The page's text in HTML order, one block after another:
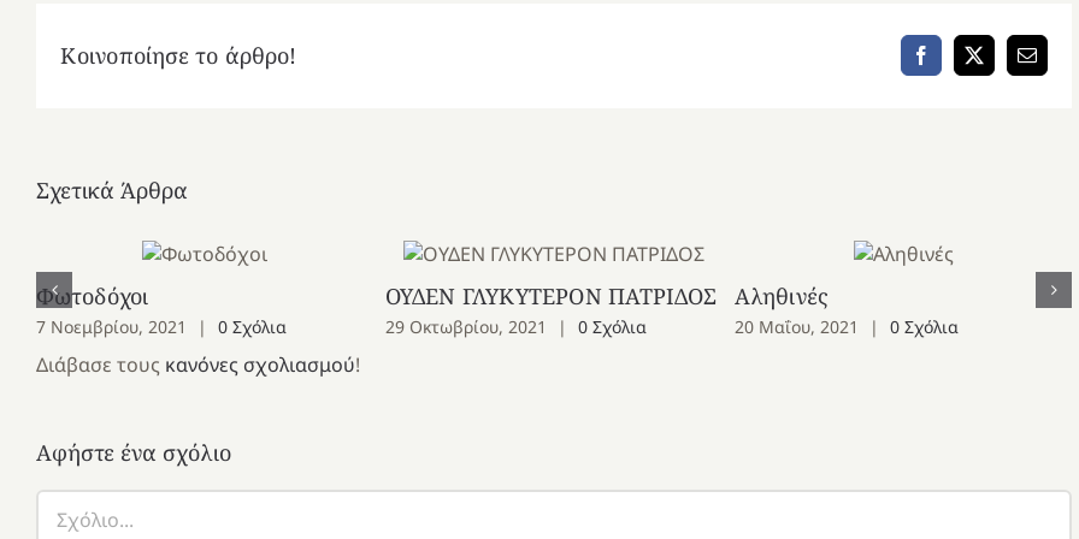
αυξήσετε
ή
Κοινοποίησε το άρθρο! Facebook
X Email
Σχετικά Άρθρα
Φωτοδόχοι
7 Νοεμβρίου, 2021 | 0 Σχόλια
ΟΥΔΕΝ ΓΛΥΚΥΤΕΡΟΝ ΠΑΤΡΙΔΟΣ
29 Οκτωβρίου, 2021 | 0 Σχόλια
Αληθινές
20 Μαΐου, 2021 | 0 Σχόλια
Διάβασε τους κανόνες σχολιασμού!
Αφήστε ένα σχόλιο